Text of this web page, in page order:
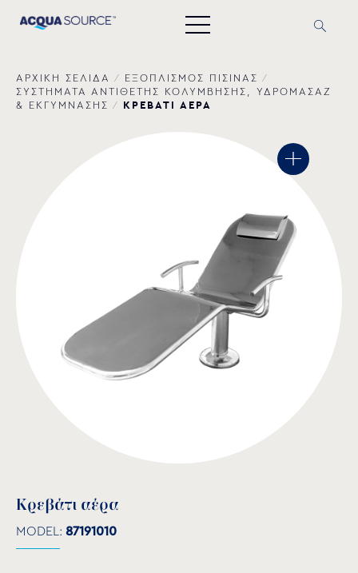
ΑΡΧΙΚΗ ΣΕΛΙΔΑ / ΕΞΟΠΛΙΣΜΟΣ ΠΙΣΙΝΑΣ /
ΣΥΣΤΗΜΑΤΑ ΑΝΤΙΘΕΤΗΣ ΚΟΛΥΜΒΗΣΗΣ, ΥΔΡΟΜΑΣΑΖ
& ΕΚΓΥΜΝΑΣΗΣ / ΚΡΕΒΑΤΙ ΑΕΡΑ
Κρεβάτι αέρα
MODEL: 87191010